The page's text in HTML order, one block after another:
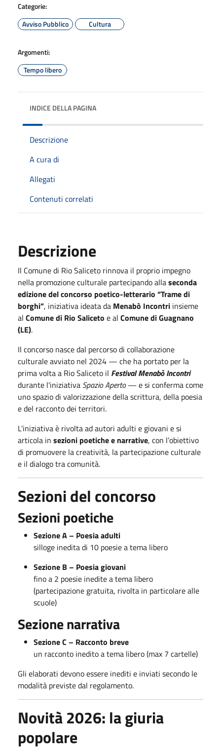
Categorie:
Avviso Pubblico
Cultura
Argomenti:
Tempo libero
INDICE DELLA PAGINA
Descrizione
A cura di
Allegati
Contenuti correlati
Descrizione
Il Comune di Rio Saliceto rinnova il proprio impegno
nella promozione culturale partecipando allaseconda
edizione del concorso poetico-letterario “Trame di
borghi”, iniziativa ideata da Menabò Incontri insieme
al Comune di Rio Saliceto e al Comune di Guagnano
(LE).
Il concorso nasce dal percorso di collaborazione
culturale avviato nel 2024 — che ha portato per la
prima volta a Rio Saliceto il Festival Menabò Incontri
durante l'iniziativa Spazio Aperto— e si conferma come
uno spazio di valorizzazione della scrittura, della poesia
e del racconto dei territori.
L’iniziativa è rivolta ad autori adulti e giovani e si
articola in sezioni poetiche e narrative, con l’obiettivo
di promuovere la creatività, la partecipazione culturale
e il dialogo tra comunità.
Sezioni del concorso
Sezioni poetiche
Sezione A – Poesia adulti
silloge inedita di 10 poesie a tema libero
Sezione B – Poesia giovani
fino a 2 poesie inedite a tema libero
(partecipazione gratuita, rivolta in particolare alle
scuole)
Sezione narrativa
Sezione C – Racconto breve
un racconto inedito a tema libero (max 7 cartelle)
Gli elaborati devono essere inediti e inviati secondo le
modalità previste dal regolamento.
Novità 2026: la giuria
popolare